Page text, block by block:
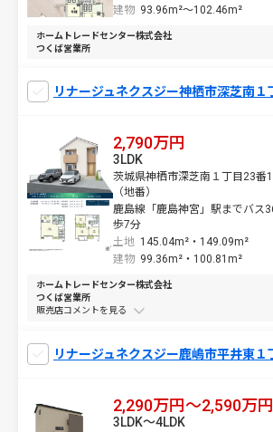
建物 93.96m²～102.46m²
ホームトレードセンター株式会社
つくば営業所
リナージュネクスジー神栖市深芝南１
2,790万円
茨城県神栖市深芝南１丁目23番
（地番）
鹿島線「鹿島神宮」駅までバス
歩7分
土地 145.04m²・ 149.09m²
3LDK
建物 99.36m²・ 100.81m²
ホームトレードセンター株式会社
つくば営業所
販売店コメントを
リナージュネクスジー鹿嶋市平井東１
2,290万円～2,590万円
3LDK～4LDK